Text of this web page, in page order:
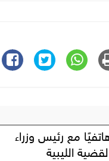
مع رئيس وزراء
الليبية